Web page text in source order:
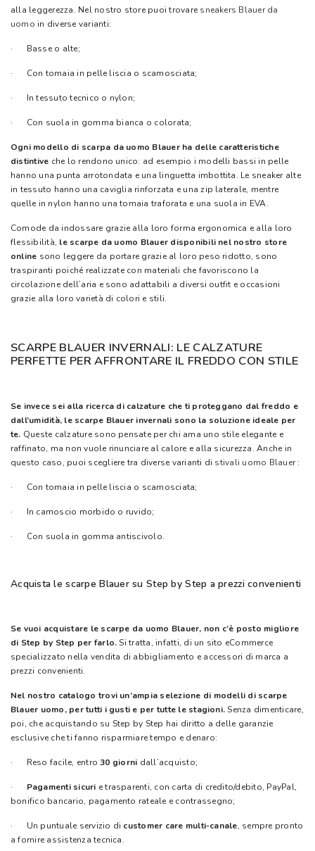
alla leggerezza. Nel nostro store puoi trovare sneakers Blauer da
uomo in diverse varianti:
· Basse o alte;
· Con tomaia in pelle liscia o scamosciata;
· In tessuto tecnico o nylon;
· Con suola in gomma bianca o colorata;
Ogni modello di scarpa da uomo Blauer ha delle caratteristiche
distintive che lo rendono unico: ad esempio i modelli bassi in pelle
hanno una punta arrotondata e una linguetta imbottita. Le sneaker alte
in tessuto hanno una caviglia rinforzata e una zip laterale, mentre
quelle in nylon hanno una tomaia traforata e una suola in EVA.
Comode da indossare grazie alla loro forma ergonomica e alla loro
flessibilità, le scarpe da uomo Blauer disponibili nel nostro store
online sono leggere da portare grazie al loro peso ridotto, sono
traspiranti poiché realizzate con materiali che favoriscono la
circolazione dell’aria e sono adattabili a diversi outfit e occasioni
grazie alla loro varietà di colori e stili.
SCARPE BLAUER INVERNALI: LE CALZATURE
PERFETTE PER AFFRONTARE IL FREDDO CON STILE
Se invece sei alla ricerca di calzature che ti proteggano dal freddo e
dall’umidità, le scarpe Blauer invernali sono la soluzione ideale per
te. Queste calzature sono pensate per chi ama uno stile elegante e
raffinato, ma non vuole rinunciare al calore e alla sicurezza. Anche in
questo caso, puoi scegliere tra diverse varianti di stivali uomo Blauer:
· Con tomaia in pelle liscia o scamosciata;
· In camoscio morbido o ruvido;
· Con suola in gomma antiscivolo.
Acquista le scarpe Blauer su Step by Step a prezzi convenienti
Se vuoi acquistare le scarpe da uomo Blauer, non c’è posto migliore
di Step by Step per farlo.Si tratta, infatti, di un sito eCommerce
specializzato nella vendita di abbigliamento e accessori di marca a
prezzi convenienti.
Nel nostro catalogo trovi un’ampia selezione di modelli di scarpe
Blauer uomo, per tutti i gusti e per tutte le stagioni.Senza dimenticare,
poi, che acquistando su Step by Step hai diritto a delle garanzie
esclusive che ti fanno risparmiare tempo e denaro:
· Reso facile, entro30 giorni dall’acquisto;
· Pagamenti sicuri e trasparenti, con carta di credito/debito, PayPal,
bonifico bancario, pagamento rateale e contrassegno;
· Un puntuale servizio di customer care multi-canale, sempre pronto
a fornire assistenza tecnica.